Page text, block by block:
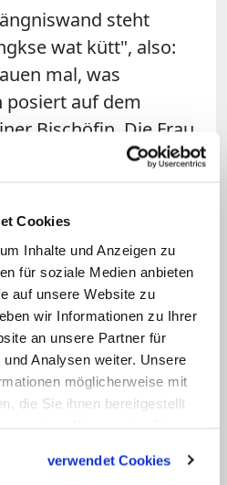
Cookies
Inhalte und Anzeigen zu
für soziale Medien anbieten
auf unsere Website zu
wir Informationen zu Ihrer
an unsere Partner für
Analysen weiter. Unsere
möglicherweise mit
die Sie ihnen bereitgestellt
verwendet Cookies
steht
wat kütt", also:
mal, was
posiert auf dem
Bischöfin. Die Frau
Zöpfen trägt ein
Kardinälen
fordern
der katholischen
zu Priesterinnen und
werden können.